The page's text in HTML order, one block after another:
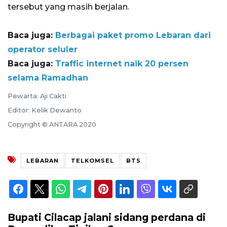
tersebut yang masih berjalan.
Baca juga: Berbagai paket promo Lebaran dari
operator seluler
Baca juga: Traffic internet naik 20 persen
selama Ramadhan
Pewarta: Aji Cakti
Editor: Kelik Dewanto
Copyright © ANTARA 2020
LEBARAN TELKOMSEL BTS
Bupati Cilacap jalani sidang perdana di